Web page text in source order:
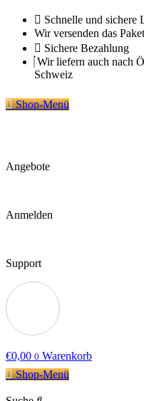
Zum
Inhalt
springen
Schnelle und sichere
Wir versenden das
Sichere Bezahlung
Wir liefern auch nach
Schweiz
Shop-Menü
Angebote
Anmelden
Support
€0,00 0 Warenkorb
Shop-Menü